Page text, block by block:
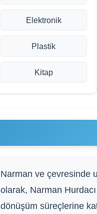
Elektronik
Plastik
Kitap
Narman ve çevresinde
olarak, Narman
dönüşüm süreçlerine